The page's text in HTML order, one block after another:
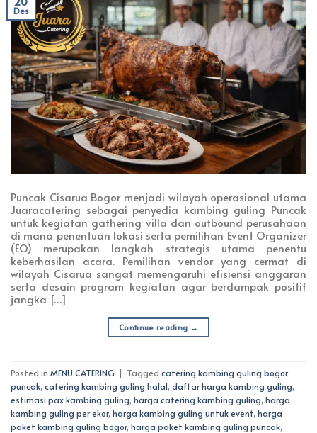
Des
Puncak Cisarua Bogor menjadi wilayah operasional utama
Juaracatering sebagai penyedia kambing guling Puncak
untuk kegiatan gathering villa dan outbound perusahaan
di mana penentuan lokasi serta pemilihan Event Organizer
(EO) merupakan langkah strategis utama penentu
keberhasilan acara. Pemilihan vendor yang cermat di
wilayah Cisarua sangat memengaruhi efisiensi anggaran
serta desain program kegiatan agar berdampak positif
jangka […]
Continue reading →
Posted in MENU CATERING Tagged catering kambing guling bogor
puncak, catering kambing guling halal, daftar harga kambing guling,
estimasi pax kambing guling, harga catering kambing guling, harga
kambing guling per ekor, harga kambing guling untuk event, harga
paket kambing guling bogor, harga paket kambing guling puncak,